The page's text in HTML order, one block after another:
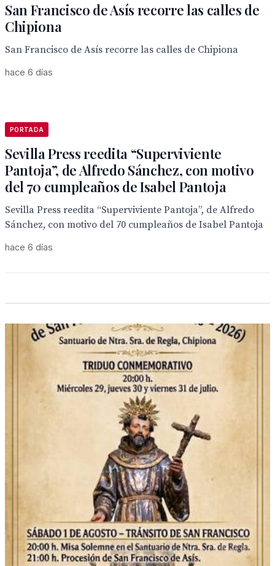
San Francisco de Asís recorre las calles de
Chipiona
San Francisco de Asís recorre las calles de Chipiona
hace 6 días
PORTADA
Sevilla Press reedita “Superviviente
Pantoja”, de Alfredo Sánchez, con motivo
del 70 cumpleaños de Isabel Pantoja
Sevilla Press reedita “Superviviente Pantoja”, de Alfredo
Sánchez, con motivo del 70 cumpleaños de Isabel Pantoja
hace 6 días